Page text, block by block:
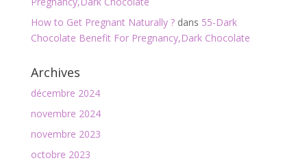
How to Get Pregnant Naturally ?dans 55-Dark
Chocolate Benefit For Pregnancy,Dark Chocolate
Archives
décembre 2024
novembre 2024
novembre 2023
octobre 2023